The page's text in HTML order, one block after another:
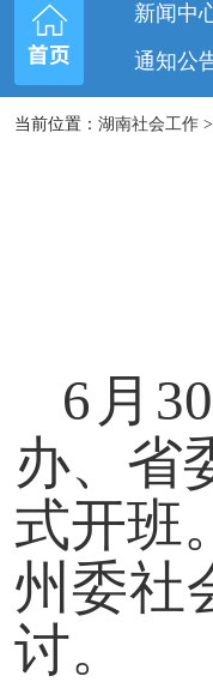
新闻中
通知公
当前位置：湖南社会工作 >
6月
办、省
式开班
州委社
讨。